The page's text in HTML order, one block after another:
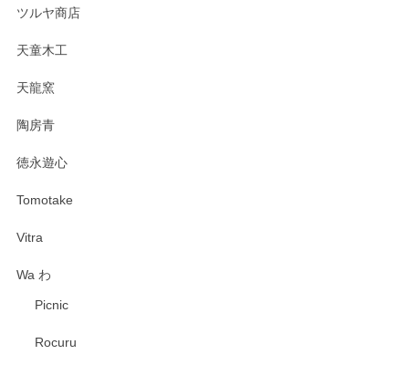
ツルヤ商店
天童木工
天龍窯
陶房青
徳永遊心
Tomotake
Vitra
Wa わ
Picnic
Rocuru